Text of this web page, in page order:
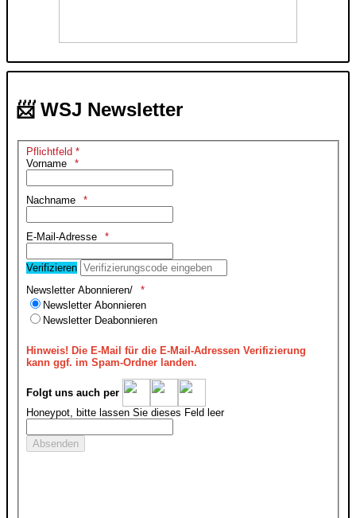
📨 WSJ Newsletter
Pflichtfeld *
Vorname
Nachname
E-Mail-Adresse
Verifizieren
Newsletter Abonnieren/
Newsletter Abonnieren
Newsletter Deabonnieren
Hinweis! Die E-Mail für die E-Mail-Adressen Verifizierung
kann ggf. im Spam-Ordner landen.
Folgt uns auch per
Honeypot, bitte lassen Sie dieses Feld leer